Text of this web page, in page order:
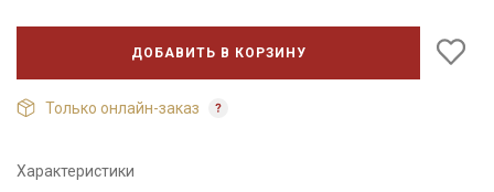
ДОБАВИТЬ В КОРЗИНУ
Только онлайн-заказ
Характеристики